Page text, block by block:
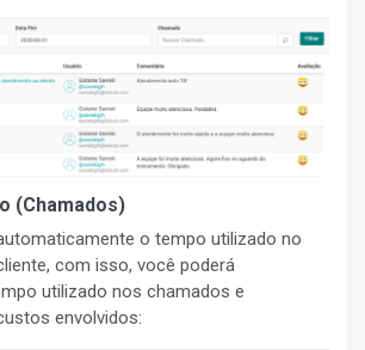
(Chamados)
o tempo utilizado no
com isso, você poderá
utilizado nos chamados e
envolvidos: